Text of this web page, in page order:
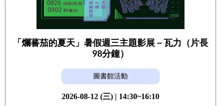
「爛蕃茄的夏天」暑假週三主題影展 ~ 瓦力（片長
98分鐘）
圖書館活動
2026-08-12 (三) | 14:30~16:10